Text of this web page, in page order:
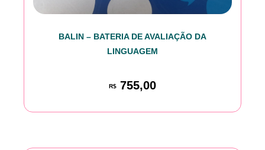
BALIN – BATERIA DE AVALIAÇÃO DA
LINGUAGEM
R$ 755,00